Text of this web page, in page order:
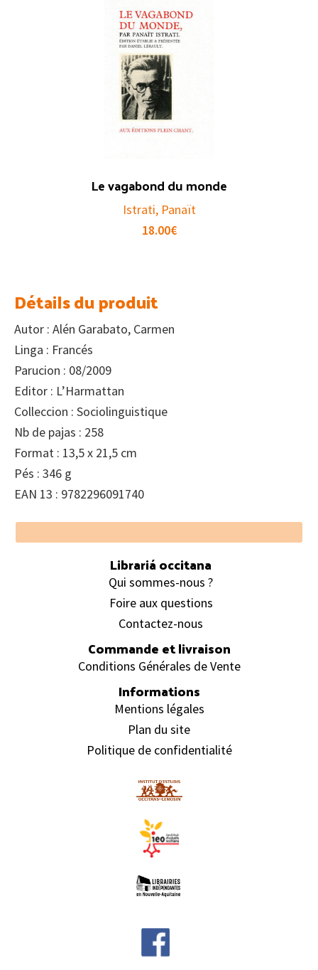
Le vagabond du monde
Istrati, Panaït
18.00€
Détails du produit
Autor : Alén Garabato, Carmen
Linga : Francés
Parucion : 08/2009
Editor : L’Harmattan
Colleccion : Sociolinguistique
Nb de pajas : 258
Format : 13,5 x 21,5 cm
Pés : 346 g
EAN 13 : 9782296091740
Footer
Librariá occitana
Qui sommes-nous ?
Foire aux questions
Contactez-nous
Commande et livraison
Conditions Générales de Vente
Informations
Mentions légales
Plan du site
Politique de confidentialité